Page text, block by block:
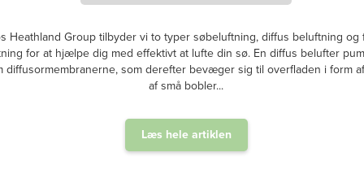
Heathland Group tilbyder vi to typer søbeluftning, diffus beluftning og
for at hjælpe dig med effektivt at lufte din sø. En diffus belufter
diffusormembranerne, som derefter bevæger sig til overfladen i form
af små bobler...
Læs hele artiklen